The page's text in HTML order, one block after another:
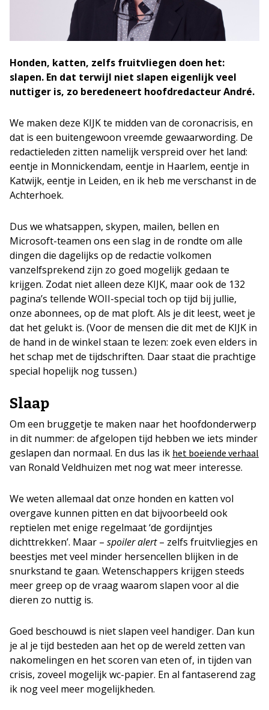
Honden, katten, zelfs fruitvliegen doen het:
slapen. En dat terwijl niet slapen eigenlijk veel
nuttiger is, zo beredeneert hoofdredacteur André.
We maken deze KIJK te midden van de coronacrisis, en
dat is een buitengewoon vreemde gewaarwording. De
redactieleden zitten namelijk verspreid over het land:
eentje in Monnickendam, eentje in Haarlem, eentje in
Katwijk, eentje in Leiden, en ik heb me verschanst in de
Achterhoek.
Dus we whatsappen, skypen, mailen, bellen en
Microsoft-teamen ons een slag in de rondte om alle
dingen die dagelijks op de redactie volkomen
vanzelfsprekend zijn zo goed mogelijk gedaan te
krijgen. Zodat niet alleen deze KIJK, maar ook de 132
pagina’s tellende WOII-special toch op tijd bij jullie,
onze abonnees, op de mat ploft. Als je dit leest, weet je
dat het gelukt is. (Voor de mensen die dit met de KIJK in
de hand in de winkel staan te lezen: zoek even elders in
het schap met de tijdschriften. Daar staat die prachtige
special hopelijk nog tussen.)
Slaap
Om een bruggetje te maken naar het hoofdonderwerp
in dit nummer: de afgelopen tijd hebben we iets minder
geslapen dan normaal. En dus las ik het boeiende verhaal
van Ronald Veldhuizen met nog wat meer interesse.
We weten allemaal dat onze honden en katten vol
overgave kunnen pitten en dat bijvoorbeeld ook
reptielen met enige regelmaat ‘de gordijntjes
dichttrekken’. Maar – spoiler alert– zelfs fruitvliegjes en
beestjes met veel minder hersencellen blijken in de
snurkstand te gaan. Wetenschappers krijgen steeds
meer greep op de vraag waarom slapen voor al die
dieren zo nuttig is.
Goed beschouwd is niet slapen veel handiger. Dan kun
je al je tijd besteden aan het op de wereld zetten van
nakomelingen en het scoren van eten of, in tijden van
crisis, zoveel mogelijk wc-papier. En al fantaserend zag
ik nog veel meer mogelijkheden.